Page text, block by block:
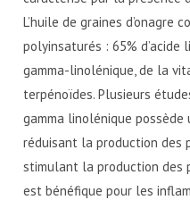
L’huile de graines d’onagre
polyinsaturés : 65% d’acide
gamma-linolénique, de la
terpénoïdes. Plusieurs
gamma linolénique
réduisant la production des
stimulant la production des
est bénéfique pour les